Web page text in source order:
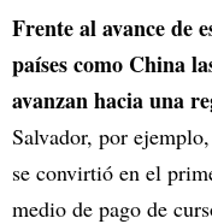
Frente al avance de
países como China
avanzan hacia una
Salvador, por
se convirtió en el
medio de pago de